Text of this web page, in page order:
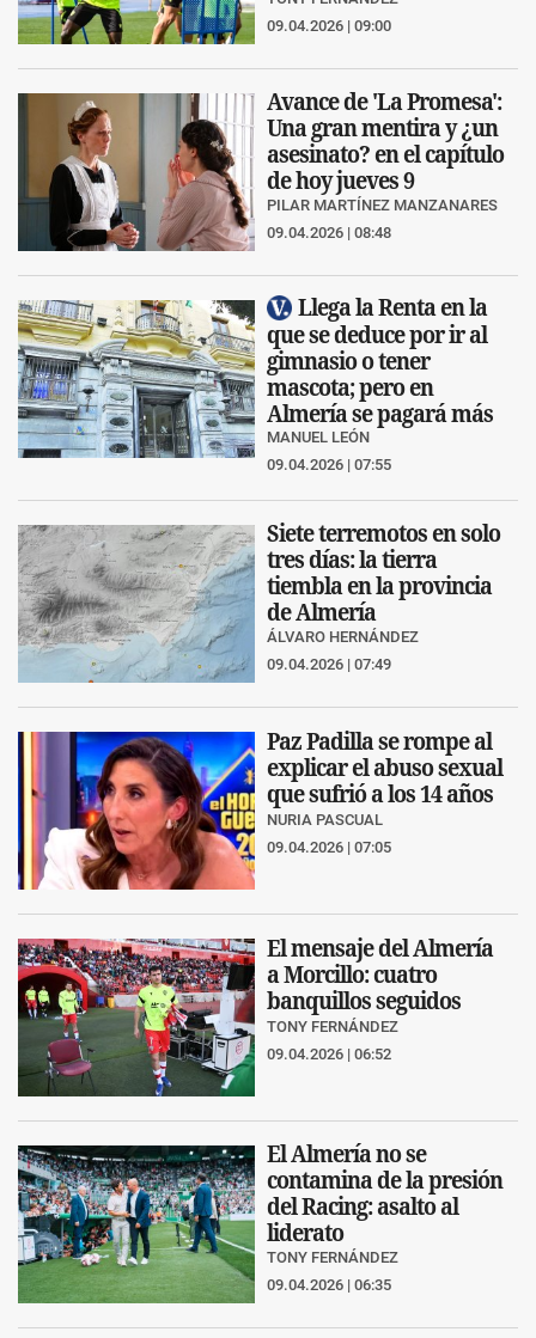
09.04.2026 | 09:00
Avance de 'La Promesa':
Una gran mentira y ¿un
asesinato? en el capítulo
de hoy jueves 9
PILAR MARTÍNEZ MANZANARES
09.04.2026 | 08:48
Llega la Renta en la
que se deduce por ir al
gimnasio o tener
mascota; pero en
Almería se pagará más
MANUEL LEÓN
09.04.2026 | 07:55
Siete terremotos en solo
tres días: la tierra
tiembla en la provincia
de Almería
ÁLVARO HERNÁNDEZ
09.04.2026 | 07:49
Paz Padilla se rompe al
explicar el abuso sexual
que sufrió a los 14 años
NURIA PASCUAL
09.04.2026 | 07:05
El mensaje del Almería
a Morcillo: cuatro
banquillos seguidos
TONY FERNÁNDEZ
09.04.2026 | 06:52
El Almería no se
contamina de la presión
del Racing: asalto al
liderato
TONY FERNÁNDEZ
09.04.2026 | 06:35